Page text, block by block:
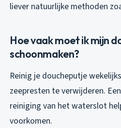
liever natuurlijke methoden
Hoe vaak moet ik mijn
schoonmaken?
Reinig je doucheputje
zeepresten te verwijderen.
reiniging van het waterslot
voorkomen.